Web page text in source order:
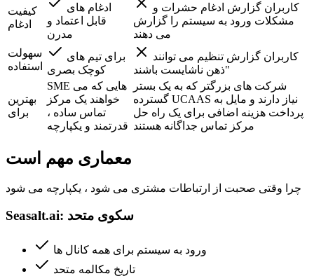
کیفیت
ادغام
ادغام های
قابل اعتماد و
مدرن
کاربران گزارش ادغام حشرات و
مشکلات ورود به سیستم را گزارش
می دهند
سهولت
استفاده
برای تیم های
کوچک بصری
کاربران گزارش تنظیم می توانند
"ذهن ناشایست باشند
بهترین
برای
SME هایی که می
خواهند یک مرکز
تماس ساده ،
قدرتمند و یکپارچه
شرکت های بزرگتر که به یک بستر
گسترده UCAAS نیاز دارند و مایل به
پرداخت هزینه اضافی برای یک راه حل
مرکز تماس جداگانه هستند
معماری مهم است
چرا وقتی صحبت از ارتباطات مشتری می شود ، یکپارچه می شود
Seasalt.ai: سکوی متحد
ورود به سیستم برای همه کانال ها
تاریخ مکالمه متحد